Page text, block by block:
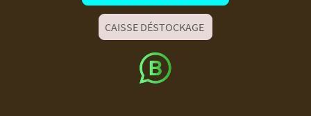
CAISSE DÉSTOCKAGE